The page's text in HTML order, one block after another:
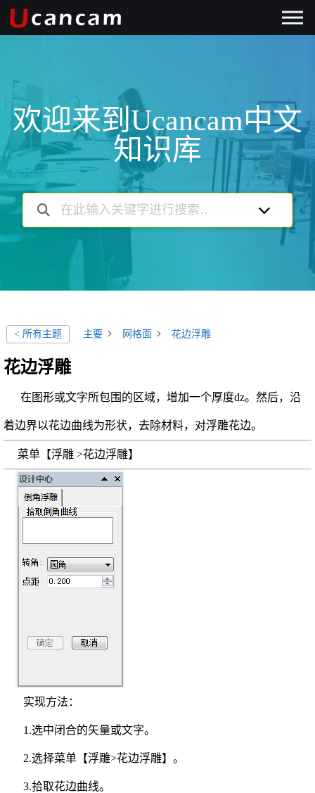
欢迎来到Ucancam中文
知识库
< 所有主题 主要 网格面 花边浮雕
花边浮雕
在图形或文字所包围的区域，增加一个厚度dz。然后，沿
着边界以花边曲线为形状，去除材料，对浮雕花边。
菜单【浮雕 >花边浮雕】
实现方法：
1.选中闭合的矢量或文字。
2.选择菜单【浮雕>花边浮雕】。
3.拾取花边曲线。